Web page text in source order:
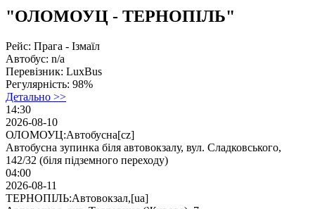
"ОЛОМОУЦ - ТЕРНОПІЛЬ"
Рейс: Прага - Ізмаїл
Автобус: n/a
Перевізник: LuxBus
Регулярність: 98%
Детально >>
14:30
2026-08-10
ОЛОМОУЦ:Автобусна[cz]
Автобусна зупинка біля автовокзалу, вул. Сладковського,
142/32 (біля підземного переходу)
04:00
2026-08-11
ТЕРНОПІЛЬ:Автовокзал,[ua]